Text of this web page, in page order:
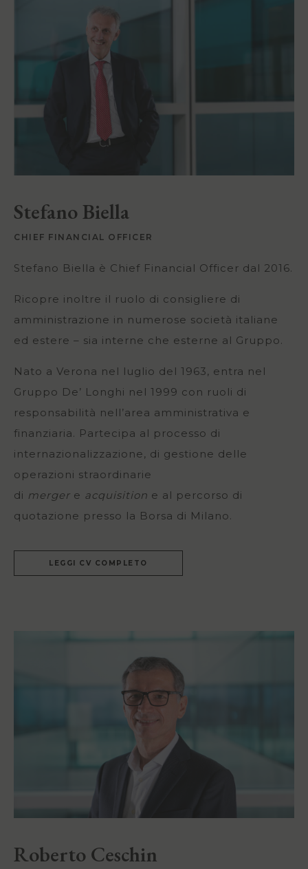
Stefano Biella
CHIEF FINANCIAL OFFICER
Stefano Biella è Chief Financial Officer dal 2016.
Ricopre inoltre il ruolo di consigliere di
amministrazione in numerose società italiane
ed estere – sia interne che esterne al Gruppo.
Nato a Verona nel luglio del 1963, entra nel
Gruppo De’ Longhi nel 1999 con ruoli di
responsabilità nell’area amministrativa e
finanziaria. Partecipa al processo di
internazionalizzazione, di gestione delle
operazioni straordinarie
di merger e acquisition e al percorso di
quotazione presso la Borsa di Milano.
LEGGI CV COMPLETO
Roberto Ceschin